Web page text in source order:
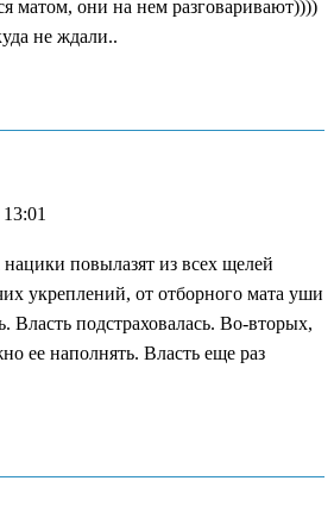
матом, они на нем разговаривают))))
не ждали..
повылазят из всех щелей
укреплений, от отборного мата уши
Власть подстраховалась. Во-вторых,
ее наполнять. Власть еще раз